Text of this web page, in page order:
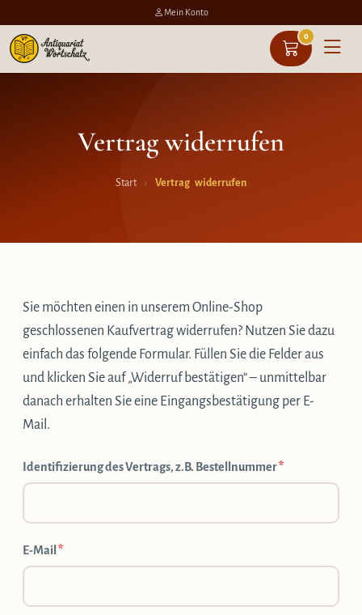
Mein Konto
0
Vertrag widerrufen
Start › Vertrag widerrufen
Sie möchten einen in unserem Online-Shop
geschlossenen Kaufvertrag widerrufen? Nutzen Sie dazu
einfach das folgende Formular. Füllen Sie die Felder aus
und klicken Sie auf „Widerruf bestätigen“ – unmittelbar
danach erhalten Sie eine Eingangsbestätigung per E-
Mail.
Identifizierung des Vertrags, z.B. Bestellnummer*
E-Mail *